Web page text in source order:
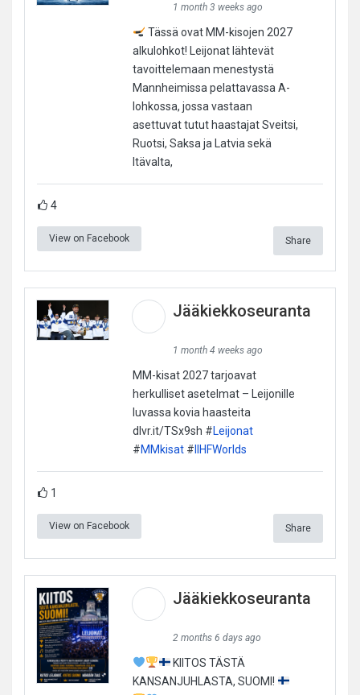
1 month 3 weeks ago
Tässä ovat MM-kisojen 2027
alkulohkot! Leijonat lähtevät
tavoittelemaan menestystä
Mannheimissa pelattavassa A-
lohkossa, jossa vastaan
asettuvat tutut haastajat Sveitsi,
Ruotsi, Saksa ja Latvia sekä
Itävalta,
4
View on Facebook Share
Jääkiekkoseuranta
1 month 4 weeks ago
MM-kisat 2027 tarjoavat
herkulliset asetelmat – Leijonille
luvassa kovia haasteita
dlvr.it/TSx9sh #Leijonat
#MMkisat#IIHFWorlds
1
View on Facebook Share
Jääkiekkoseuranta
2 months 6 days ago
KIITOS TÄSTÄ
KANSANJUHLASTA, SUOMI!